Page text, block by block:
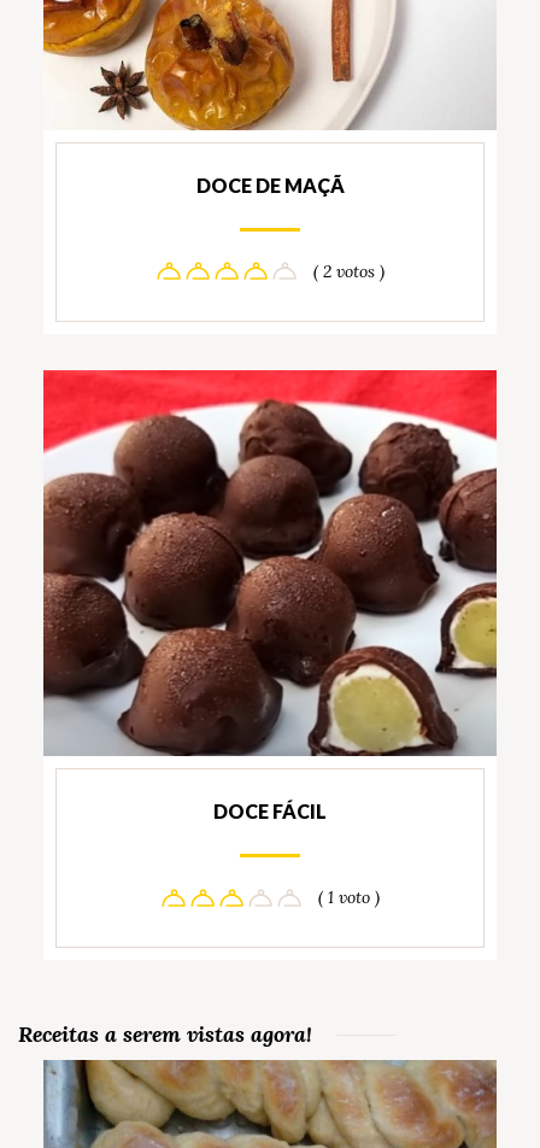
DOCE DE MAÇÃ
( 2 votos )
DOCE FÁCIL
( 1 voto )
Receitas a serem vistas agora!